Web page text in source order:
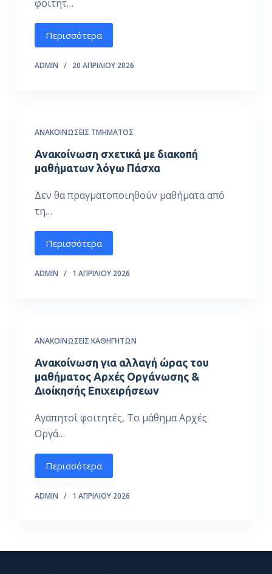
φοιτητ…
Περισσότερα
ADMIN 20 ΑΠΡΙΛΊΟΥ 2026
ΑΝΑΚΟΙΝΏΣΕΙΣ ΤΜΉΜΑΤΟΣ
Ανακοίνωση σχετικά με διακοπή
μαθήματων λόγω Πάσχα
Δεν θα πραγματοποιηθούν μαθήματα από
τη…
Περισσότερα
ADMIN 1 ΑΠΡΙΛΊΟΥ 2026
ΑΝΑΚΟΙΝΏΣΕΙΣ ΚΑΘΗΓΗΤΏΝ
Ανακοίνωση για αλλαγή ώρας του
μαθήματος Αρχές Οργάνωσης &
Διοίκησής Επιχειρήσεων
Αγαπητοί φοιτητές, Το μάθημα Αρχές
Οργά…
Περισσότερα
ADMIN 1 ΑΠΡΙΛΊΟΥ 2026